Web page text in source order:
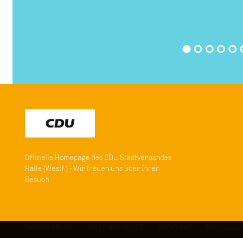
Offizielle Homepage des CDU Stadtverbandes
Halle (Westf.) - Wir freuen uns über Ihren
Besuch